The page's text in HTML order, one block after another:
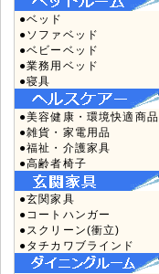
●ベッド
●ソファベッド
●ベビーベッド
●業務用ベッド
●寝具
●美容健康・環境快適商品
●雑貨・家電用品
●福祉・介護家具
●高齢者椅子
●玄関家具
●コートハンガー
●スクリーン(衝立)
●タチカワブラインド